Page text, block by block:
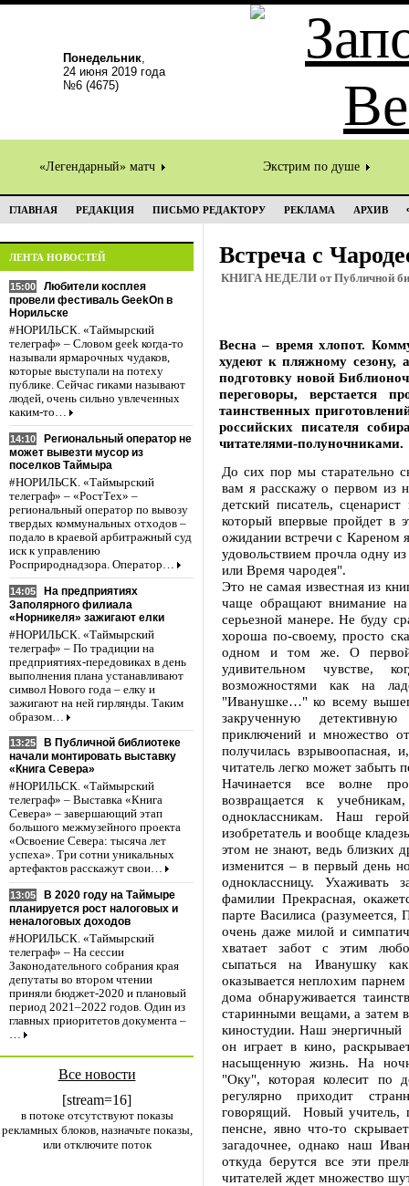
Понедельник,
24 июня 2019 года
№6 (4675)
«Легендарный» матч Экстрим по душе
ГЛАВНАЯ РЕДАКЦИЯ ПИСЬМО РЕДАКТОРУ РЕКЛАМА АРХИВ
ЛЕНТА НОВОСТЕЙ
15:00
Любители косплея
провели фестиваль GeekOn в
Норильске
#НОРИЛЬСК. «Таймырский
телеграф» – Словом geek когда-то
называли ярмарочных чудаков,
которые выступали на потеху
публике. Сейчас гиками называют
людей, очень сильно увлеченных
каким-то…
14:10
Региональный оператор не
может вывезти мусор из
поселков Таймыра
#НОРИЛЬСК. «Таймырский
телеграф» – «РостТех» –
региональный оператор по вывозу
твердых коммунальных отходов –
подало в краевой арбитражный суд
иск к управлению
Росприроднадзора. Оператор…
14:05
На предприятиях
Заполярного филиала
«Норникеля» зажигают елки
#НОРИЛЬСК. «Таймырский
телеграф» – По традиции на
предприятиях-передовиках в день
выполнения плана устанавливают
символ Нового года – елку и
зажигают на ней гирлянды. Таким
образом…
13:25
В Публичной библиотеке
начали монтировать выставку
«Книга Севера»
#НОРИЛЬСК. «Таймырский
телеграф» – Выставка «Книга
Севера» – завершающий этап
большого межмузейного проекта
«Освоение Севера: тысяча лет
успеха». Три сотни уникальных
артефактов расскажут свои…
13:05
В 2020 году на Таймыре
планируется рост налоговых и
неналоговых доходов
#НОРИЛЬСК. «Таймырский
телеграф» – На сессии
Законодательного собрания края
депутаты во втором чтении
приняли бюджет-2020 и плановый
период 2021–2022 годов. Один из
главных приоритетов документа –
…
Все новости
[stream=16]
в потоке отсутствуют показы
рекламных блоков, назначьте показы,
или отключите поток
Встреча с
КНИГА НЕДЕЛИ от Публичной
Весна – время хлопот.
худеют к пляжному сезону,
подготовку новой
переговоры, верстается
таинственных
российских писателя
читателями-полуночниками.
До сих пор мы старательно
вам я расскажу о первом из
детский писатель,
который впервые пройдет в
ожидании встречи с Кареном
удовольствием прочла одну
или Время чародея".
Это не самая известная из
чаще обращают внимание
серьезной манере. Не буду
хороша по-своему, просто
одном и том же. О
удивительном чувстве,
возможностями как на
"Иванушке…" ко всему
закрученную
приключений и множество
получилась взрывоопасная,
читатель легко может забыть
Начинается все волне
возвращается к
одноклассникам. Наш
изобретатель и вообще
этом не знают, ведь близких
изменится – в первый день
одноклассницу. Ухаживать
фамилии Прекрасная,
парте Василиса (разумеется,
очень даже милой и
хватает забот с этим
сыпаться на Иванушку
оказывается неплохим
дома обнаруживается
старинными вещами, а затем
киностудии. Наш энергичный
он играет в кино,
насыщенную жизнь. На
"Оку", которая колесит по
регулярно приходит
говорящий. Новый учитель,
пенсне, явно что-то
загадочнее, однако наш
откуда берутся все эти
читателей ждет множество